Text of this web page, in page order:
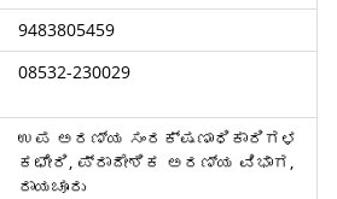
9483805459
08532-230029
ಉಪ ಅರಣ್ಯ ಸಂರಕ್ಷಣಾಧಿಕಾರಿಗಳ
ಕಛೇರಿ, ಪ್ರಾದೇಶಿಕ ಅರಣ್ಯ ವಿಭಾಗ,
ರಾಯಚೂರು